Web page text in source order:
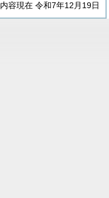
内容現在 令和7年12月19日